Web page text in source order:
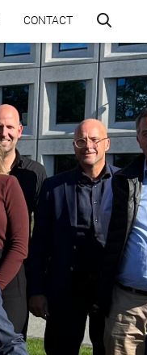
CONTACT